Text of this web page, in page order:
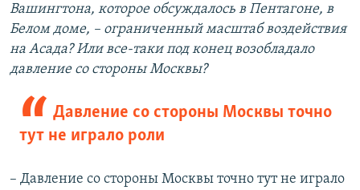
Вашингтона, которое обсуждалось в Пентагоне, в
Белом доме, – ограниченный масштаб воздействия
на Асада? Или все-таки под конец возобладало
давление со стороны Москвы?
Давление со стороны Москвы точно
тут не играло роли​
– Давление со стороны Москвы точно тут не играло